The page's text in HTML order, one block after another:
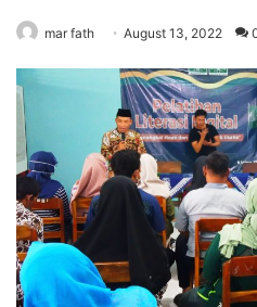
mar fath August 13, 2022